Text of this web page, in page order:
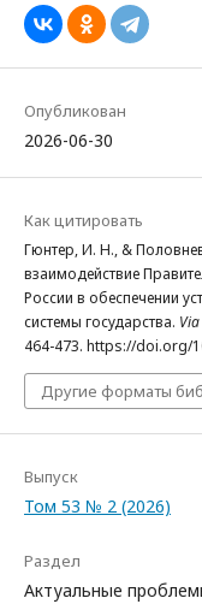
Опубликован
2026-06-30
Как цитировать
Гюнтер, И. Н., &
взаимодействие
России в обеспечении
системы государства.
464-473. https://doi.org/
Другие форматы
Выпуск
Том 53 № 2 (2026)
Раздел
Актуальные